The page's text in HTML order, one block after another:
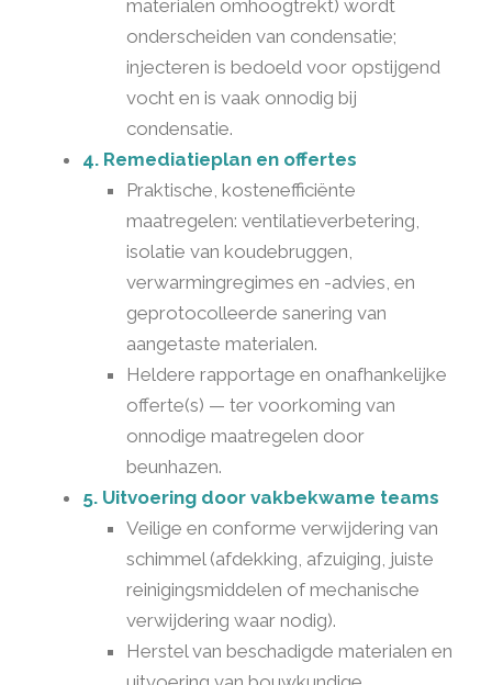
materialen omhoogtrekt) wordt
onderscheiden van condensatie;
injecteren is bedoeld voor opstijgend
vocht en is vaak onnodig bij
condensatie.
4. Remediatieplan en offertes
Praktische, kostenefficiënte
maatregelen: ventilatieverbetering,
isolatie van koudebruggen,
verwarmingregimes en -advies, en
geprotocolleerde sanering van
aangetaste materialen.
Heldere rapportage en onafhankelijke
offerte(s) — ter voorkoming van
onnodige maatregelen door
beunhazen.
5. Uitvoering door vakbekwame teams
Veilige en conforme verwijdering van
schimmel (afdekking, afzuiging, juiste
reinigingsmiddelen of mechanische
verwijdering waar nodig).
Herstel van beschadigde materialen en